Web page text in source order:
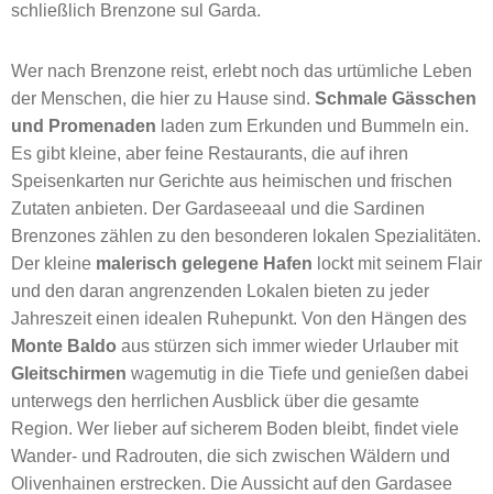
schließlich Brenzone sul Garda.
Wer nach Brenzone reist, erlebt noch das urtümliche Leben
der Menschen, die hier zu Hause sind. Schmale Gässchen
und Promenaden laden zum Erkunden und Bummeln ein.
Es gibt kleine, aber feine Restaurants, die auf ihren
Speisenkarten nur Gerichte aus heimischen und frischen
Zutaten anbieten. Der Gardaseeaal und die Sardinen
Brenzones zählen zu den besonderen lokalen Spezialitäten.
Der kleine malerisch gelegene Hafen lockt mit seinem Flair
und den daran angrenzenden Lokalen bieten zu jeder
Jahreszeit einen idealen Ruhepunkt. Von den Hängen des
Monte Baldo aus stürzen sich immer wieder Urlauber mit
Gleitschirmen wagemutig in die Tiefe und genießen dabei
unterwegs den herrlichen Ausblick über die gesamte
Region. Wer lieber auf sicherem Boden bleibt, findet viele
Wander- und Radrouten, die sich zwischen Wäldern und
Olivenhainen erstrecken. Die Aussicht auf den Gardasee